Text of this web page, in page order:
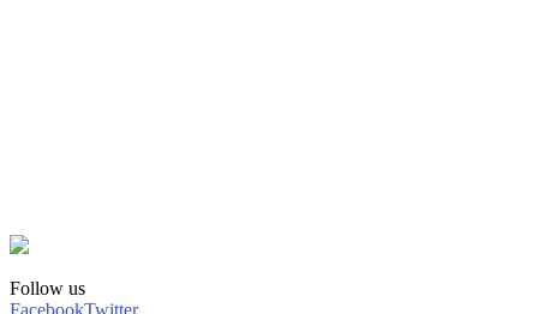
Follow us
FacebookTwitter